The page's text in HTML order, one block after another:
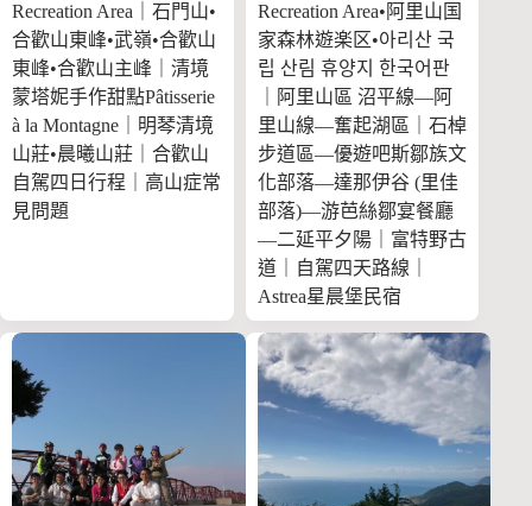
Recreation Area｜石門山•
合歡山東峰•武嶺•合歡山
東峰•合歡山主峰｜清境
蒙塔妮手作甜點Pâtisserie
à la Montagne｜明琴清境
山莊•晨曦山莊｜合歡山
自駕四日行程｜高山症常
見問題
Recreation Area•阿里山国
家森林遊楽区•아리산 국
립 산림 휴양지 한국어판
｜阿里山區 沼平線—阿
里山線—奮起湖區｜石棹
步道區—優遊吧斯鄒族文
化部落—達那伊谷 (里佳
部落)—游芭絲鄒宴餐廳
—二延平夕陽｜富特野古
道｜自駕四天路線｜
Astrea星晨堡民宿